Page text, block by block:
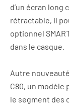
d’un écran long
rétractable, il
optionnel
dans le casque.
Autre
C80, un
le segment des